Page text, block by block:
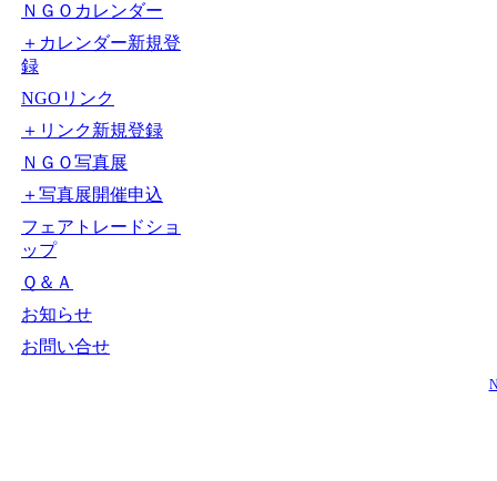
ＮＧＯカレンダー
＋カレンダー新規登
録
NGOリンク
＋リンク新規登録
ＮＧＯ写真展
＋写真展開催申込
フェアトレードショ
ップ
Ｑ＆Ａ
お知らせ
お問い合せ